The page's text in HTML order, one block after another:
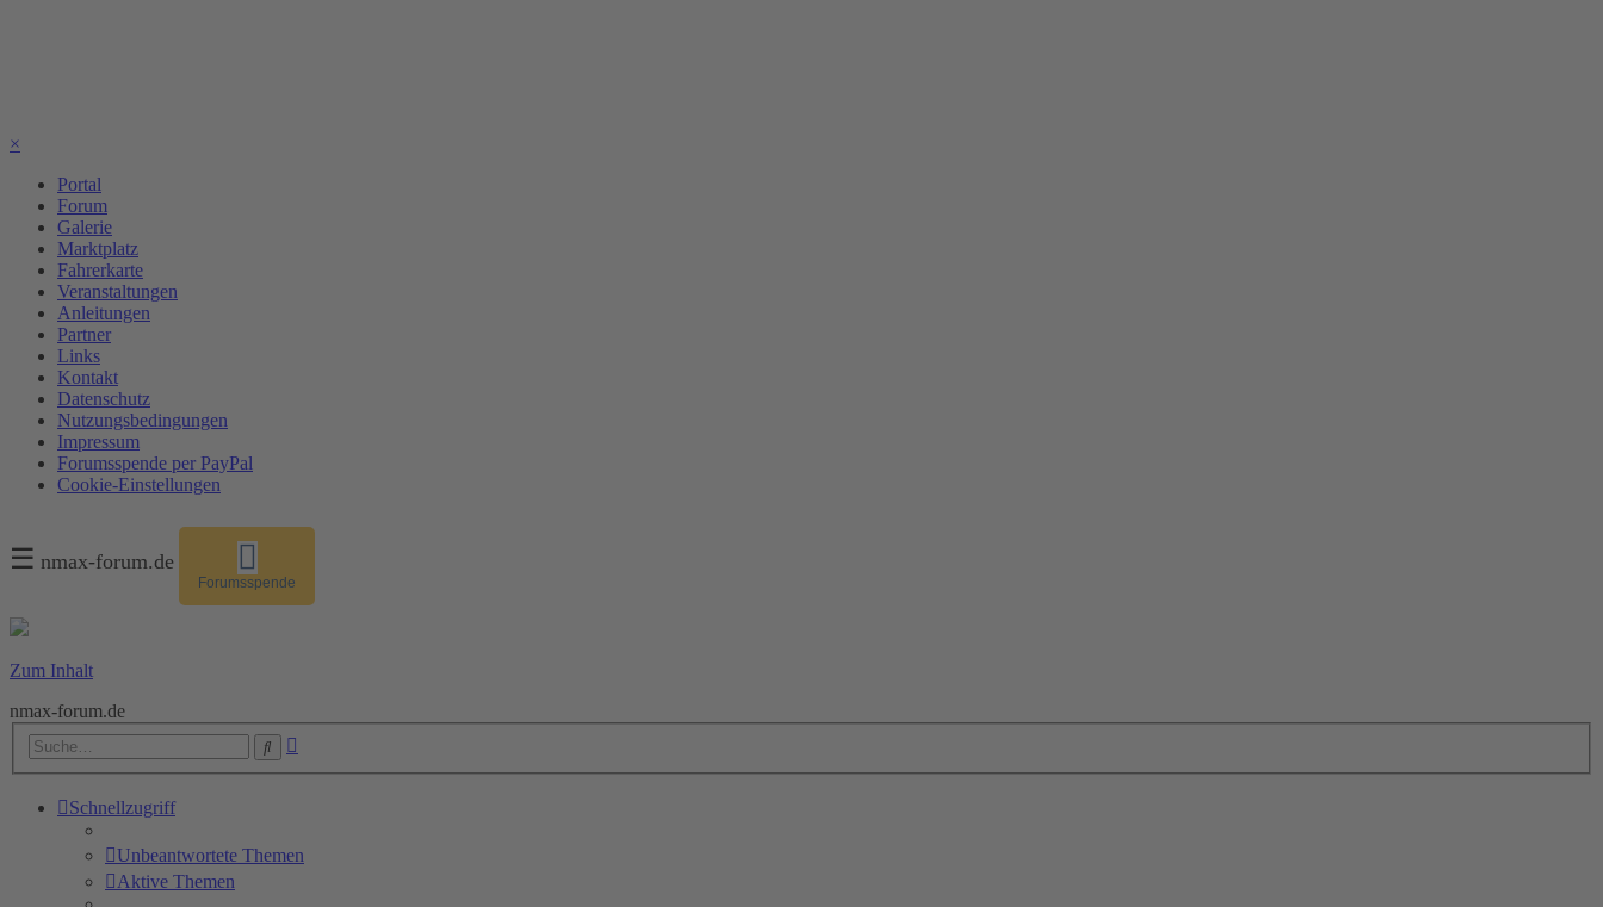
×
Portal
Forum
Galerie
Marktplatz
Fahrerkarte
Veranstaltungen
Anleitungen
Partner
Links
Kontakt
Datenschutz
Nutzungsbedingungen
Impressum
Forumsspende per PayPal
Cookie-Einstellungen
☰ nmax-forum.de
Forumsspende
Zum Inhalt
nmax-forum.de
Suche
Schnellzugriff
Unbeantwortete Themen
Aktive Themen